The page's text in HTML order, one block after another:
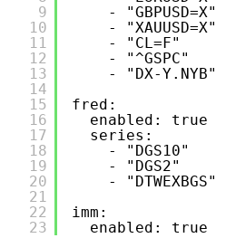
9
10
11
12
13
14
15
16
17
18
19
20
21
22
23
- "GBPUSD=X"
- "XAUUSD=X"
- "CL=F"
- "^GSPC"
- "DX-Y.NYB"
fred:
enabled: true
series:
- "DGS10"
- "DGS2"
- "DTWEXBGS"
imm:
enabled: true